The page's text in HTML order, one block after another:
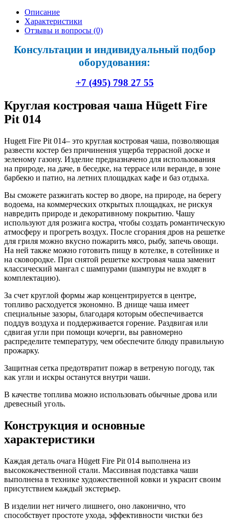
Описание
Характеристики
Отзывы и вопросы (0)
Консультации и индивидуальный подбор
оборудования:
+7 (495) 798 27 55
Круглая костровая чаша Hügett Fire
Pit 014
Hugett Fire Pit 014– это круглая костровая чаша, позволяющая
развести костер без причинения ущерба террасной доске и
зеленому газону. Изделие предназначено для использования
на природе, на даче, в беседке, на террасе или веранде, в зоне
барбекю и патио, на летних площадках кафе и баз отдыха.
Вы сможете разжигать костер во дворе, на природе, на берегу
водоема, на коммерческих открытых площадках, не рискуя
навредить природе и декоративному покрытию. Чашу
используют для розжига костра, чтобы создать романтическую
атмосферу и прогреть воздух. После сгорания дров на решетке
для гриля можно вкусно пожарить мясо, рыбу, запечь овощи.
На ней также можно готовить пищу в котелке, в сотейнике и
на сковородке. При снятой решетке костровая чаша заменит
классический мангал с шампурами (шампуры не входят в
комплектацию).
За счет круглой формы жар концентрируется в центре,
топливо расходуется экономно. В днище чаша имеет
специальные зазоры, благодаря которым обеспечивается
поддув воздуха и поддерживается горение. Раздвигая или
сдвигая угли при помощи кочерги, вы равномерно
распределите температуру, чем обеспечите блюду правильную
прожарку.
Защитная сетка предотвратит пожар в ветреную погоду, так
как угли и искры останутся внутри чаши.
В качестве топлива можно использовать обычные дрова или
древесный уголь.
Конструкция и основные
характеристики
Каждая деталь очага Hügett Fire Pit 014 выполнена из
высококачественной стали. Массивная подставка чаши
выполнена в технике художественной ковки и украсит своим
присутствием каждый экстерьер.
В изделии нет ничего лишнего, оно лаконично, что
способствует простоте ухода, эффективности чистки без